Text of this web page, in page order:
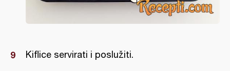
Kiflice servirati i poslužiti.